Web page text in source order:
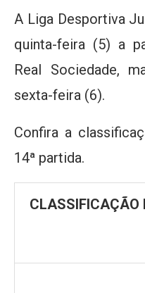
A Liga Desportiva
quinta-feira (5) a
Real Sociedade,
sexta-feira (6).
Confira a
14ª partida.
CLASSIFICAÇÃO